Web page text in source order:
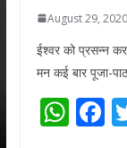
August 29, 2020
ईश्वर को प्रसन्न
मन कई बार पूजा-
W F